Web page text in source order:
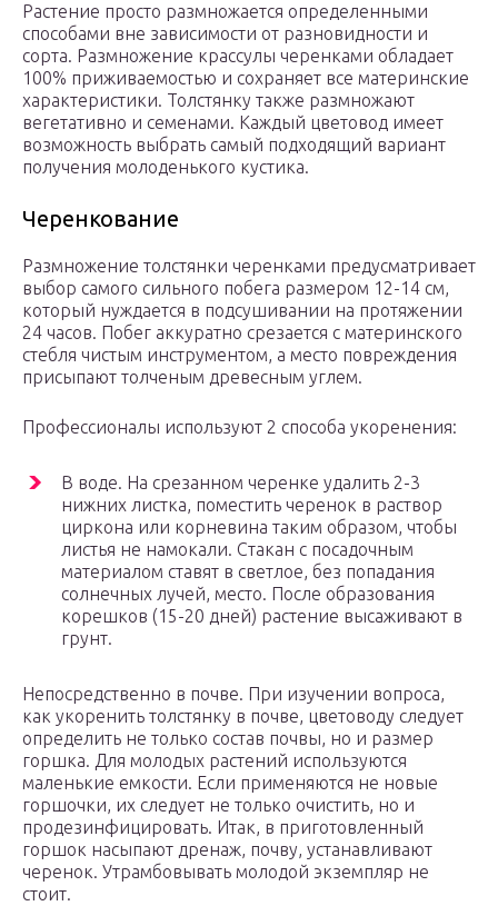
Растение просто размножается определенными
способами вне зависимости от разновидности и
сорта. Размножение крассулы черенками обладает
100% приживаемостью и сохраняет все материнские
характеристики. Толстянку также размножают
вегетативно и семенами. Каждый цветовод имеет
возможность выбрать самый подходящий вариант
получения молоденького кустика.
Черенкование
Размножение толстянки черенками предусматривает
выбор самого сильного побега размером 12-14 см,
который нуждается в подсушивании на протяжении
24 часов. Побег аккуратно срезается с материнского
стебля чистым инструментом, а место повреждения
присыпают толченым древесным углем.
Профессионалы используют 2 способа укоренения:
В воде. На срезанном черенке удалить 2-3
нижних листка, поместить черенок в раствор
циркона или корневина таким образом, чтобы
листья не намокали. Стакан с посадочным
материалом ставят в светлое, без попадания
солнечных лучей, место. После образования
корешков (15-20 дней) растение высаживают в
грунт.
Непосредственно в почве. При изучении вопроса,
как укоренить толстянку в почве, цветоводу следует
определить не только состав почвы, но и размер
горшка. Для молодых растений используются
маленькие емкости. Если применяются не новые
горшочки, их следует не только очистить, но и
продезинфицировать. Итак, в приготовленный
горшок насыпают дренаж, почву, устанавливают
черенок. Утрамбовывать молодой экземпляр не
стоит.